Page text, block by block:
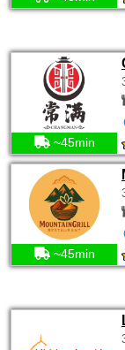
~45min
~45min